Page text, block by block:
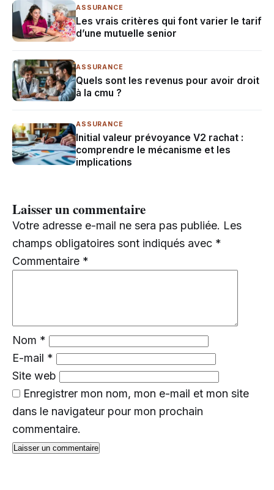
ASSURANCE
Les vrais critères qui font varier le tarif
d’une mutuelle senior
ASSURANCE
Quels sont les revenus pour avoir droit
à la cmu ?
ASSURANCE
Initial valeur prévoyance V2 rachat :
comprendre le mécanisme et les
implications
Laisser un commentaire
Votre adresse e-mail ne sera pas publiée. Les
champs obligatoires sont indiqués avec *
Commentaire *
Nom *
E-mail *
Site web
Enregistrer mon nom, mon e-mail et mon site
dans le navigateur pour mon prochain
commentaire.